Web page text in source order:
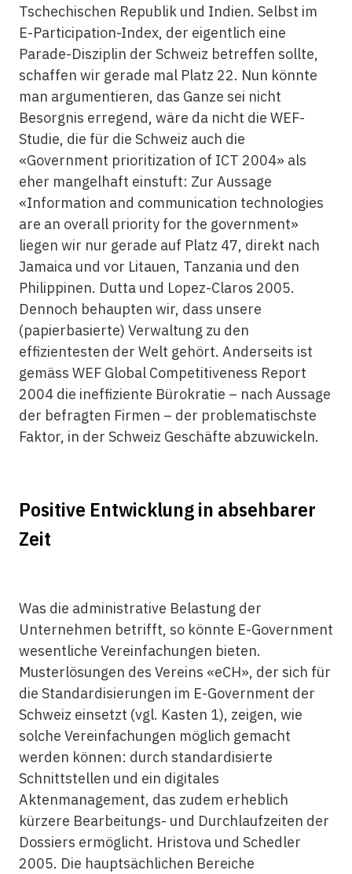
Tschechischen Republik und Indien. Selbst im
E-Participation-Index, der eigentlich eine
Parade-Disziplin der Schweiz betreffen sollte,
schaffen wir gerade mal Platz 22. Nun könnte
man argumentieren, das Ganze sei nicht
Besorgnis erregend, wäre da nicht die WEF-
Studie, die für die Schweiz auch die
«Government prioritization of ICT 2004» als
eher mangelhaft einstuft: Zur Aussage
«Information and communication technologies
are an overall priority for the government»
liegen wir nur gerade auf Platz 47, direkt nach
Jamaica und vor Litauen, Tanzania und den
Philippinen. Dutta und Lopez-Claros 2005.
Dennoch behaupten wir, dass unsere
(papierbasierte) Verwaltung zu den
effizientesten der Welt gehört. Anderseits ist
gemäss WEF Global Competitiveness Report
2004 die ineffiziente Bürokratie – nach Aussage
der befragten Firmen – der problematischste
Faktor, in der Schweiz Geschäfte abzuwickeln.
Positive Entwicklung in absehbarer
Zeit
Was die administrative Belastung der
Unternehmen betrifft, so könnte E-Government
wesentliche Vereinfachungen bieten.
Musterlösungen des Vereins «eCH», der sich für
die Standardisierungen im E-Government der
Schweiz einsetzt (vgl. Kasten 1), zeigen, wie
solche Vereinfachungen möglich gemacht
werden können: durch standardisierte
Schnittstellen und ein digitales
Aktenmanagement, das zudem erheblich
kürzere Bearbeitungs- und Durchlaufzeiten der
Dossiers ermöglicht. Hristova und Schedler
2005. Die hauptsächlichen Bereiche